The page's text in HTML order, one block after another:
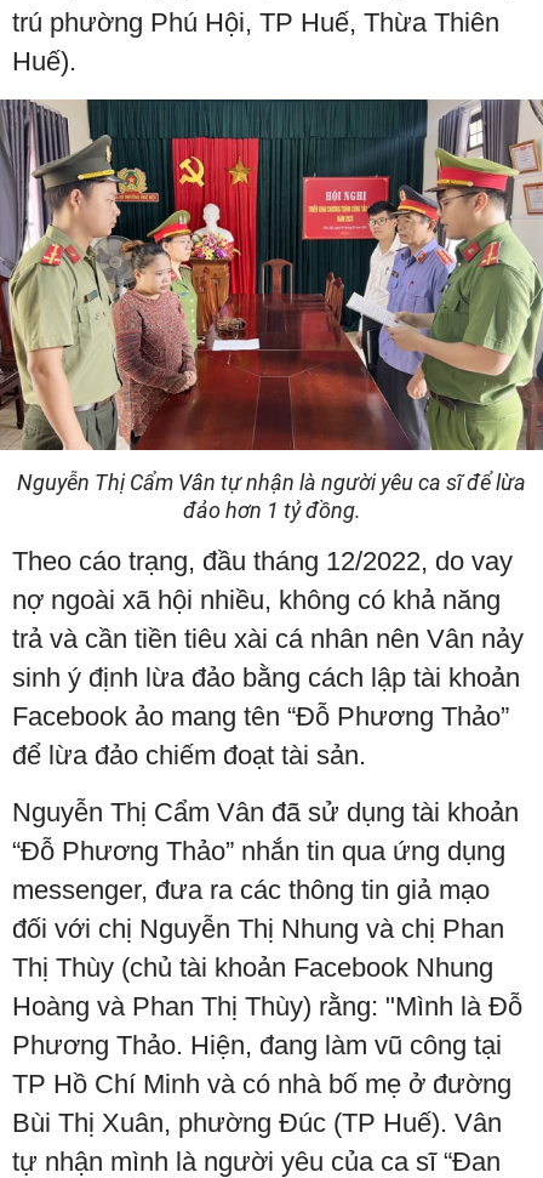
trú phường Phú Hội, TP Huế, Thừa Thiên
Huế).
Nguyễn Thị Cẩm Vân tự nhận là người yêu ca sĩ để lừa
đảo hơn 1 tỷ đồng.
Theo cáo trạng, đầu tháng 12/2022, do vay
nợ ngoài xã hội nhiều, không có khả năng
trả và cần tiền tiêu xài cá nhân nên Vân nảy
sinh ý định lừa đảo bằng cách lập tài khoản
Facebook ảo mang tên “Đỗ Phương Thảo”
để lừa đảo chiếm đoạt tài sản.
Nguyễn Thị Cẩm Vân đã sử dụng tài khoản
“Đỗ Phương Thảo” nhắn tin qua ứng dụng
messenger, đưa ra các thông tin giả mạo
đối với chị Nguyễn Thị Nhung và chị Phan
Thị Thùy (chủ tài khoản Facebook Nhung
Hoàng và Phan Thị Thùy) rằng: "Mình là Đỗ
Phương Thảo. Hiện, đang làm vũ công tại
TP Hồ Chí Minh và có nhà bố mẹ ở đường
Bùi Thị Xuân, phường Đúc (TP Huế). Vân
tự nhận mình là người yêu của ca sĩ “Đan